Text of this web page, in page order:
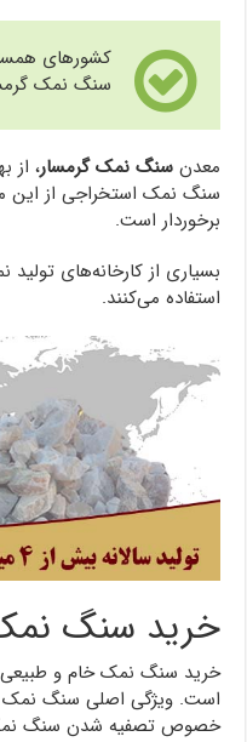
کشورهای
سنگ نمک
معدنسنگ نمک گرمسار، از
سنگ نمک استخراجی از این
برخوردار است.
بسیاری از کارخانه‌های
استفاده می‌کنند.
خرید سنگ
خرید سنگ نمک خام و طبیعی
است. ویژگی اصلی سنگ نمک
خصوص تصفیه شدن سنگ نمک